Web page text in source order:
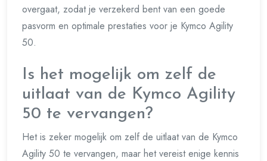
overgaat, zodat je verzekerd bent van een goede
pasvorm en optimale prestaties voor je Kymco Agility
50.
Is het mogelijk om zelf de
uitlaat van de Kymco Agility
50 te vervangen?
Het is zeker mogelijk om zelf de uitlaat van de Kymco
Agility 50 te vervangen, maar het vereist enige kennis